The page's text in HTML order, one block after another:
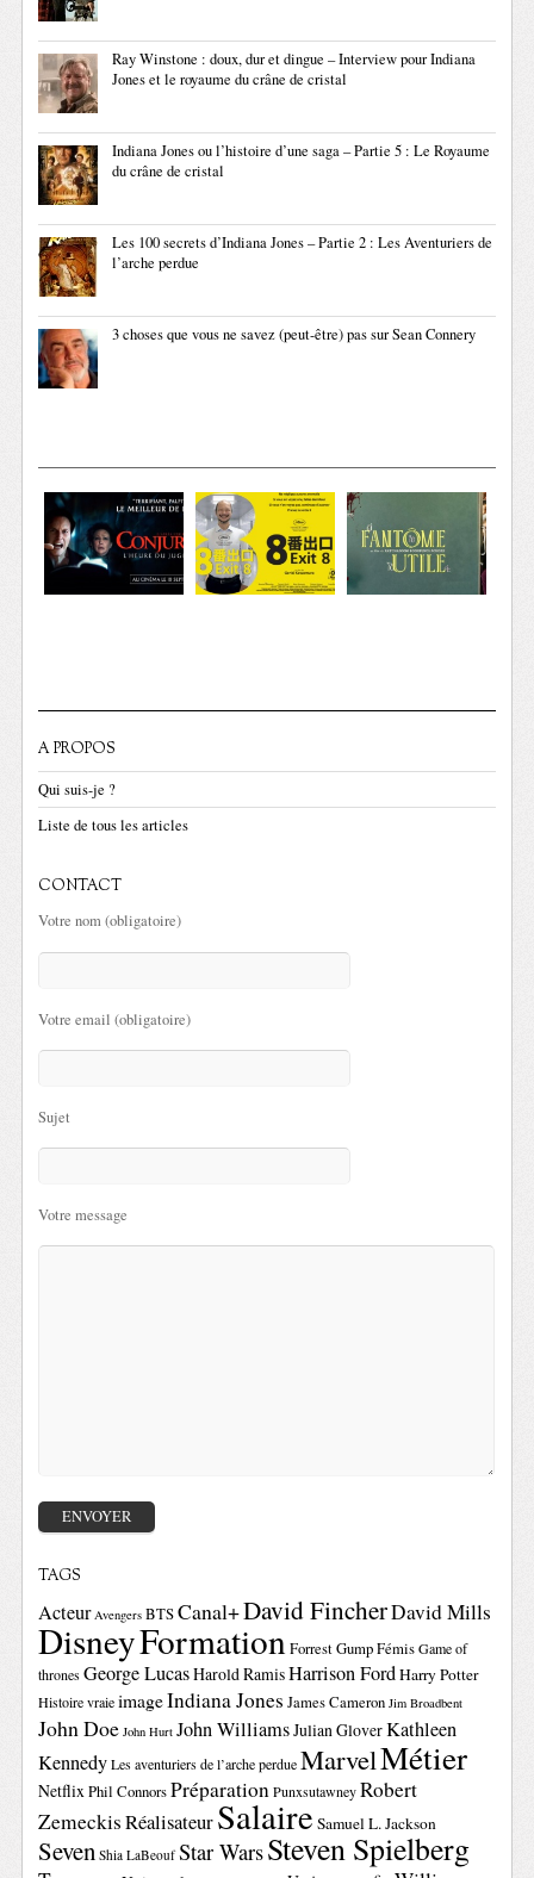
Ray Winstone : doux, dur et dingue – Interview pour Indiana
Jones et le royaume du crâne de cristal
Indiana Jones ou l’histoire d’une saga – Partie 5 : Le Royaume
du crâne de cristal
Les 100 secrets d’Indiana Jones – Partie 2 : Les Aventuriers de
l’arche perdue
3 choses que vous ne savez (peut-être) pas sur Sean Connery
A PROPOS
Qui suis-je ?
Liste de tous les articles
CONTACT
Votre nom (obligatoire)
Votre email (obligatoire)
Sujet
Votre message
TAGS
Acteur Avengers BTSCanal+David FincherDavid Mills
DisneyFormationForrest GumpFémis Game of
thrones George LucasHarold RamisHarrison FordHarry Potter
Histoire vraie imageIndiana Jones James Cameron Jim Broadbent
John Doe John Hurt John WilliamsJulian GloverKathleen
Kennedy Les aventuriers de l’arche perdue MarvelMétier
NetflixPhil ConnorsPréparation Punxsutawney Robert
ZemeckisRéalisateurSalaire Samuel L. Jackson
Seven Shia LaBeouf Star WarsSteven Spielberg